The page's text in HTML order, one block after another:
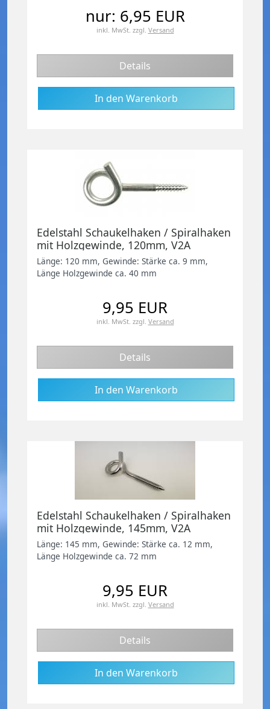
nur: 6,95 EUR
inkl. MwSt. zzgl. Versand
Details
Edelstahl Schaukelhaken / Spiralhaken
mit Holzgewinde, 120mm, V2A
Länge: 120 mm, Gewinde: Stärke ca. 9 mm,
Länge Holzgewinde ca. 40 mm
9,95 EUR
inkl. MwSt. zzgl. Versand
Details
Edelstahl Schaukelhaken / Spiralhaken
mit Holzgewinde, 145mm, V2A
Länge: 145 mm, Gewinde: Stärke ca. 12 mm,
Länge Holzgewinde ca. 72 mm
9,95 EUR
inkl. MwSt. zzgl. Versand
Details